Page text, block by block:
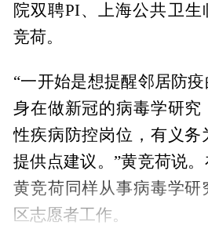
院双聘PI、上海公共卫生
竞荷。
“一开始是想提醒邻居防
身在做新冠的病毒学研究
性疾病防控岗位，有义务
提供点建议。”黄竞荷说。
黄竞荷同样从事病毒学研
区志愿者工作。